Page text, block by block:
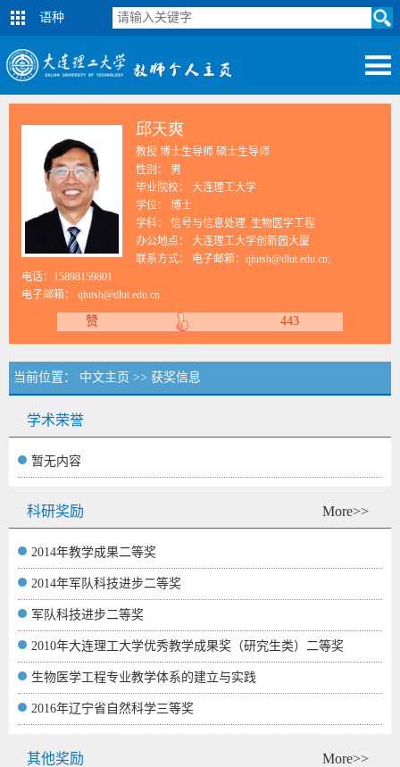
语种
邱天爽
教授 博士生导师 硕士生导师
性别： 男
毕业院校： 大连理工大学
学位： 博士
学科： 信号与信息处理. 生物医学工程
办公地点： 大连理工大学创新园大厦
联系方式： 电子邮箱：qiutsh@dlut.edu.cn;
电话：15898159801
电子邮箱： qiutsh@dlut.edu.cn
赞 443
当前位置： 中文主页 >> 获奖信息
学术荣誉
暂无内容
科研奖励 More>>
2014年教学成果二等奖
2014年军队科技进步二等奖
军队科技进步二等奖
2010年大连理工大学优秀教学成果奖（研究生类）二等奖
生物医学工程专业教学体系的建立与实践
2016年辽宁省自然科学三等奖
其他奖励 More>>